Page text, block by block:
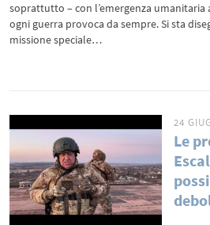
soprattutto – con l’emergenza umanitaria
ogni guerra provoca da sempre. Si sta
missione speciale…
24
Le